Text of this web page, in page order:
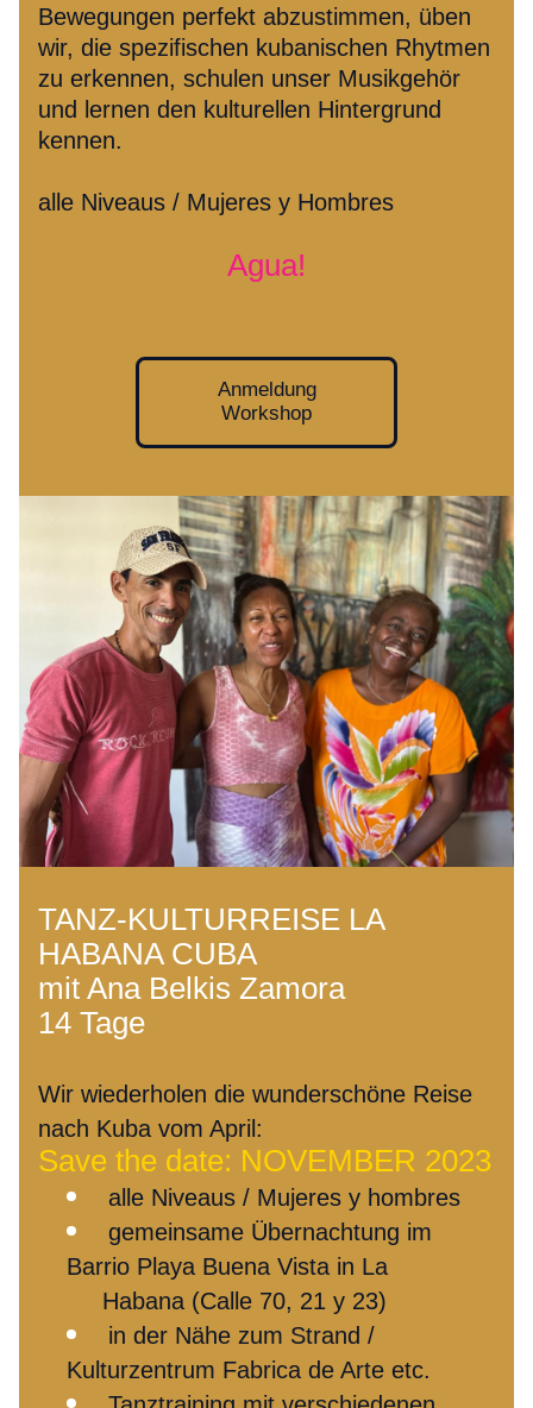
Bewegungen perfekt abzustimmen, üben
wir, die spezifischen kubanischen Rhytmen
zu erkennen, schulen unser Musikgehör
und lernen den kulturellen Hintergrund
kennen.
alle Niveaus / Mujeres y Hombres
Agua!
Anmeldung
Workshop
TANZ-KULTURREISE LA
HABANA CUBA
mit Ana Belkis Zamora
14 Tage
Wir wiederholen die wunderschöne Reise
nach Kuba vom April:
Save the date: NOVEMBER 2023
alle Niveaus / Mujeres y hombres
gemeinsame Übernachtung im
Barrio Playa Buena Vista in La
     Habana (Calle 70, 21 y 23)
in der Nähe zum Strand /
Kulturzentrum Fabrica de Arte etc.